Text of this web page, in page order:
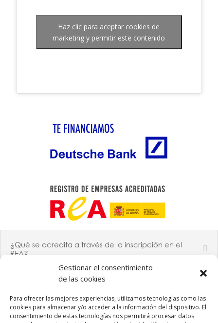
Gestionar el consentimiento
de las cookies
Para ofrecer las mejores experiencias, utilizamos tecnologías como las
cookies para almacenar y/o acceder a la información del dispositivo. El
consentimiento de estas tecnologías nos permitirá procesar datos
Haz clic para aceptar cookies de
marketing y permitir este contenido
¿Qué se acredita a través de la inscripción en el
REA?
PROGRAMA KIT DIGITAL COFINANCIADO POR LOS FONDOS
NEXT GENERATION (EU) DEL MECANISMO DE RECUPERACIÓN Y
RESILIENCIA